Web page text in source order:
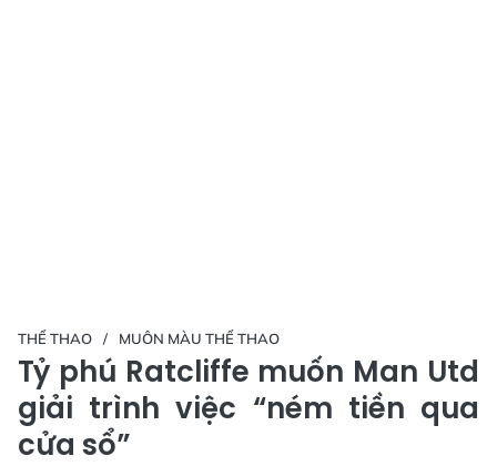
THỂ THAO MUÔN MÀU THỂ THAO
Tỷ phú Ratcliffe muốn Man Utd
giải trình việc “ném tiền qua
cửa sổ”